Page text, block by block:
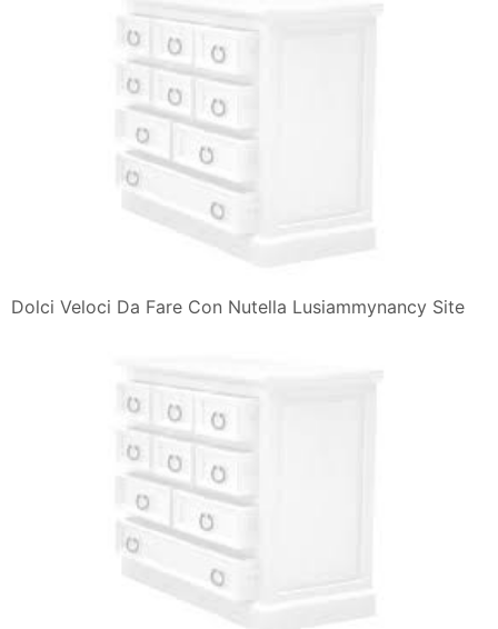
Dolci Veloci Da Fare Con Nutella Lusiammynancy Site